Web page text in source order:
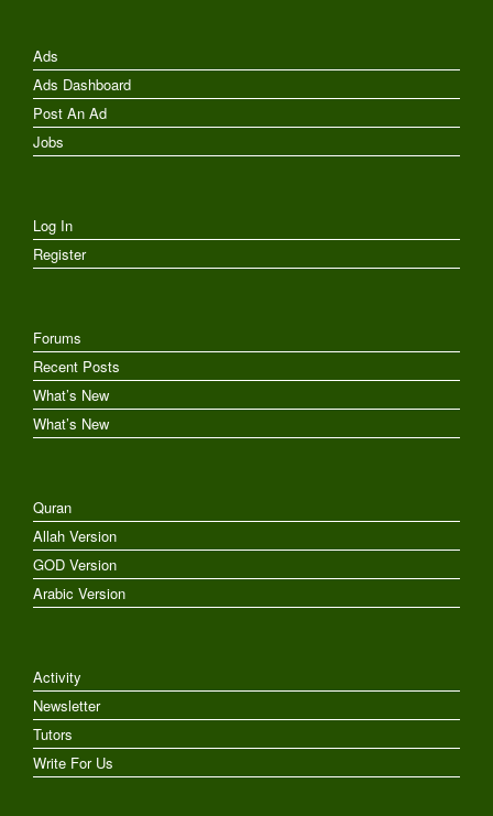
Ads
Ads Dashboard
Post An Ad
Jobs
Log In
Register
Forums
Recent Posts
What’s New
What’s New
Quran
Allah Version
GOD Version
Arabic Version
Activity
Newsletter
Tutors
Write For Us